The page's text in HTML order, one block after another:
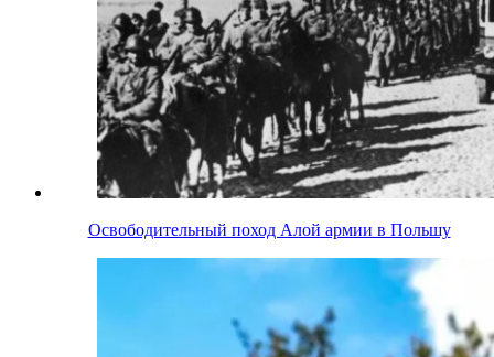
Освободительный поход Алой армии в Польшу